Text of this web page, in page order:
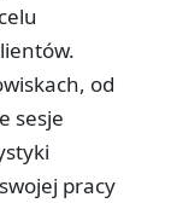
od
sesje
pracy